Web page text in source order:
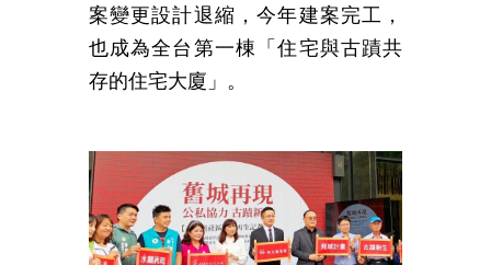
案變更設計退縮，今年建案完工，
也成為全台第一棟「住宅與古蹟共
存的住宅大廈」。